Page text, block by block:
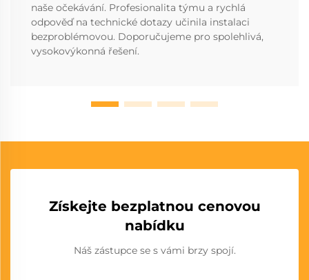
naše očekávání. Profesionalita týmu a rychlá
odpověď na technické dotazy učinila instalaci
bezproblémovou. Doporučujeme pro spolehlivá,
vysokovýkonná řešení.
Získejte bezplatnou cenovou
nabídku
Náš zástupce se s vámi brzy spojí.